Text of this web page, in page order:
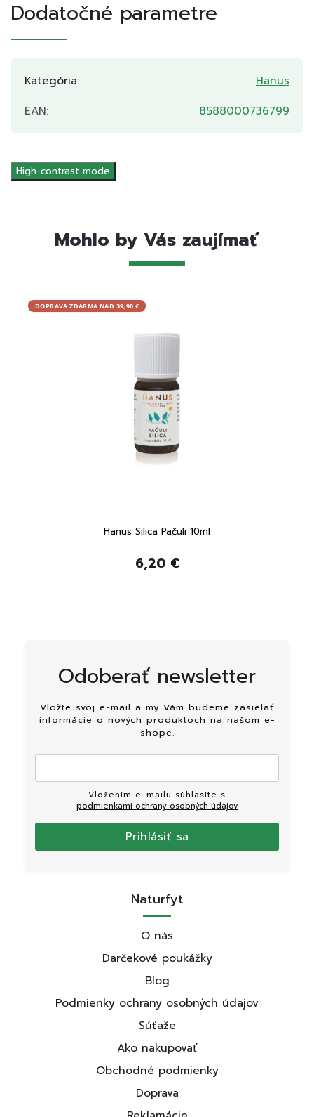
Dodatočné parametre
Kategória:
Hanus
EAN: 8588000736799
High-contrast mode
Mohlo by Vás zaujímať
DOPRAVA ZDARMA NAD 39,90 €
Hanus Silica Pačuli 10ml
6,20 €
Odoberať newsletter
Vložte svoj e-mail a my Vám budeme zasielať
informácie o nových produktoch na našom e-
shope.
podmienkami ochrany osobných údajov
Prihlásiť sa
Naturfyt
O nás
Darčekové poukážky
Blog
Podmienky ochrany osobných údajov
Súťaže
Ako nakupovať
Obchodné podmienky
Doprava